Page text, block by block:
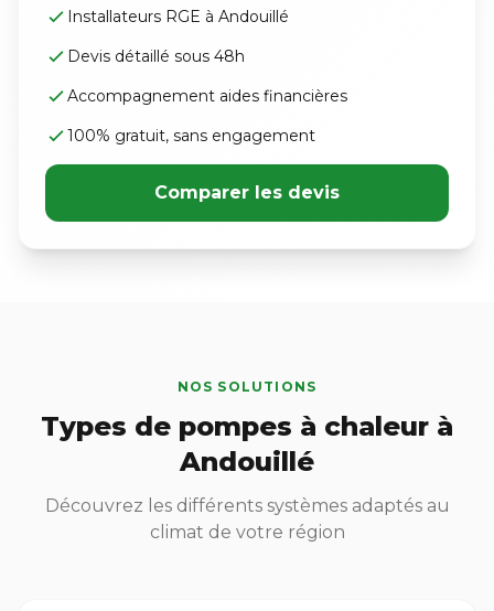
Installateurs RGE à Andouillé
Devis détaillé sous 48h
Accompagnement aides financières
100% gratuit, sans engagement
Comparer les devis
NOS SOLUTIONS
Types de pompes à chaleur à
Andouillé
Découvrez les différents systèmes adaptés au
climat de votre région